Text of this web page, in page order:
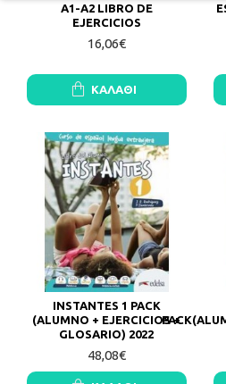
A1-A2 LIBRO DE
EJERCICIOS
16,06€
ΚΑΛΆΘΙ
INSTANTES 1 PACK
(ALUMNO + EJERCICIOS +
GLOSARIO) 2022
48,08€